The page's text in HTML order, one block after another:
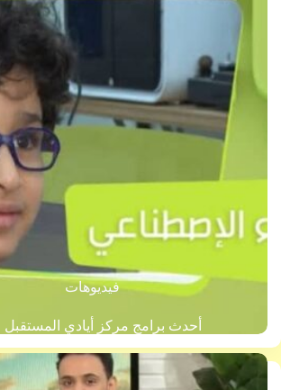
فيديوهات
أحدث برامج مركز أيادي المستقبل